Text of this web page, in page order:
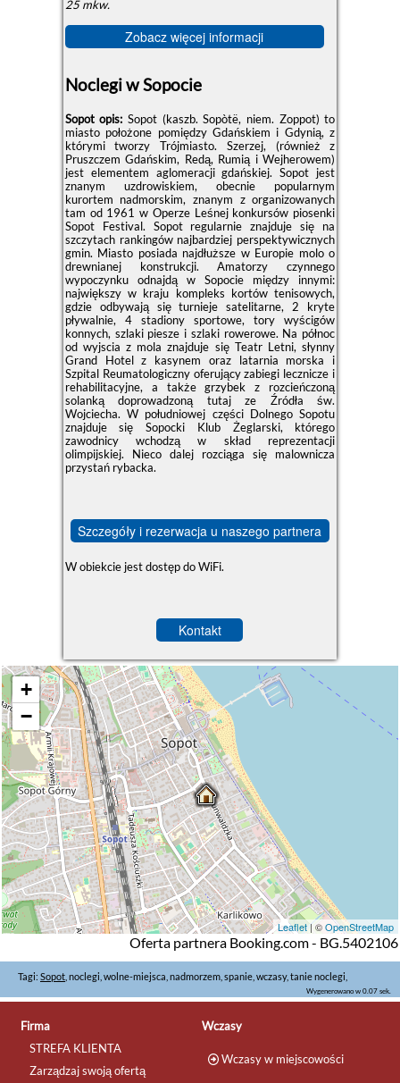
25 mkw.
Zobacz więcej informacji
Noclegi w Sopocie
Sopot opis:Sopot (kaszb. Sopòtë, niem. Zoppot) to
miasto położone pomiędzy Gdańskiem i Gdynią, z
którymi tworzy Trójmiasto. Szerzej, (również z
Pruszczem Gdańskim, Redą, Rumią i Wejherowem)
jest elementem aglomeracji gdańskiej. Sopot jest
znanym uzdrowiskiem, obecnie popularnym
kurortem nadmorskim, znanym z organizowanych
tam od 1961 w Operze Leśnej konkursów piosenki
Sopot Festival. Sopot regularnie znajduje się na
szczytach rankingów najbardziej perspektywicznych
gmin. Miasto posiada najdłuższe w Europie molo o
drewnianej konstrukcji. Amatorzy czynnego
wypoczynku odnajdą w Sopocie między innymi:
największy w kraju kompleks kortów tenisowych,
gdzie odbywają się turnieje satelitarne, 2 kryte
pływalnie, 4 stadiony sportowe, tory wyścigów
konnych, szlaki piesze i szlaki rowerowe. Na północ
od wyjscia z mola znajduje się Teatr Letni, słynny
Grand Hotel z kasynem oraz latarnia morska i
Szpital Reumatologiczny oferujący zabiegi lecznicze i
rehabilitacyjne, a także grzybek z rozcieńczoną
solanką doprowadzoną tutaj ze Źródła św.
Wojciecha. W południowej części Dolnego Sopotu
znajduje się Sopocki Klub Żeglarski, którego
zawodnicy wchodzą w skład reprezentacji
olimpijskiej. Nieco dalej rozciąga się malownicza
przystań rybacka.
Szczegóły i rezerwacja u naszego partnera
W obiekcie jest dostęp do WiFi.
Kontakt
+
−
Leaflet| ©OpenStreetMap
Oferta partnera Booking.com - BG.5402106
Tagi: Sopot , noclegi, wolne-miejsca, nadmorzem, spanie, wczasy, tanie noclegi,
Wygenerowano w 0.07 sek.
Firma
STREFA KLIENTA
Zarządzaj swoją ofertą
Wczasy
Wczasy w miejscowości